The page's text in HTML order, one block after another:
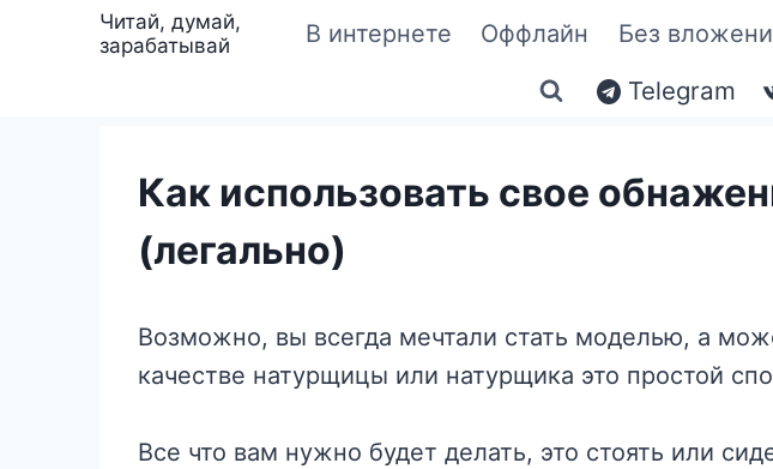
Читай, думай,
зарабатывай
В интернете Оффлайн Без
Telegram
Как использовать свое
(легально)
Возможно, вы всегда мечтали стать моделью, а
качестве натурщицы или натурщика это простой
Все что вам нужно будет делать, это стоять или